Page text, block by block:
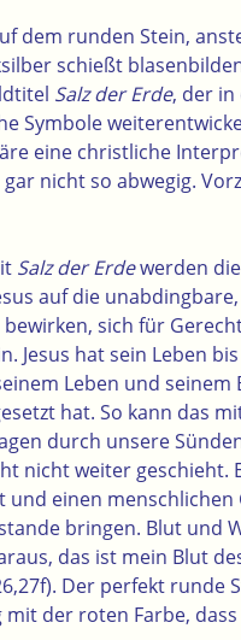
dem runden Stein,
schießt
Salz der Erde, der in
Symbole
eine christliche
nicht so abwegig.
Salz der Erdewerden
auf die
sich für
Jesus hat sein Leben
Leben und
hat. So kann das
durch unsere
nicht weiter geschieht.
und einen
bringen. Blut und
das ist mein Blut
Der perfekt runde
der roten Farbe,